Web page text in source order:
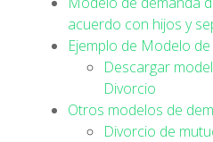
acuerdo con hijos y
Ejemplo de Modelo
Descargar
Divorcio
Otros modelos de
Divorcio de